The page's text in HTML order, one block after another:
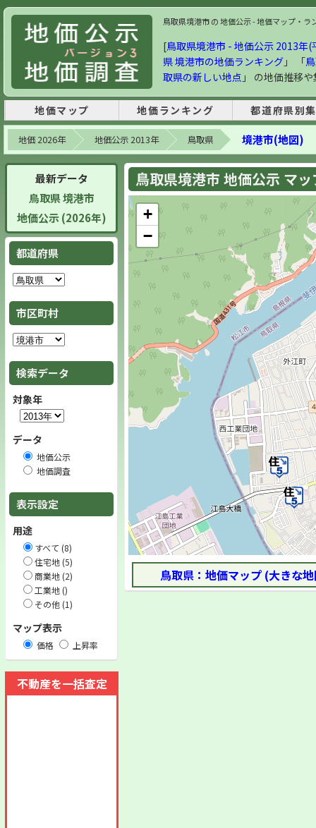
鳥取県境港市 の 地価公示 - 地価マップ・ラ
[鳥取県境港市 - 地価公示 2013年(
県 境港市の地価ランキング 」 「
取県の新しい地点 」 の地価推移
地価マップ 地価ランキング 都道府県別
地価 2026年 地価公示 2013年 鳥取県 境港市(地図)
最新データ
鳥取県 境港市
地価公示 (2026年)
都道府県
市区町村
検索データ
対象年
データ
地価公示
地価調査
表示設定
用途
すべて (8)
住宅地 (5)
商業地 (2)
工業地 ()
その他 (1)
マップ表示
価格 上昇率
不動産を一括査定
鳥取県境港市 地価公示 マ
+
−
鳥取県：地価マップ (大きな